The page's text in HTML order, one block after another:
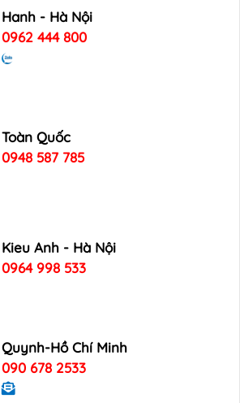
Hanh - Hà Nội
0962 444 800
Toàn Quốc
0948 587 785
Kieu Anh - Hà Nội
0964 998 533
Quynh-Hồ Chí Minh
090 678 2533